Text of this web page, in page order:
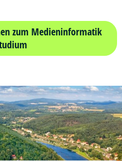
zum Medieninformatik